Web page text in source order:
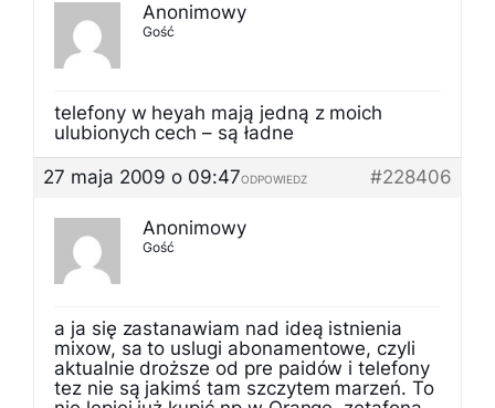
Anonimowy
Gość
telefony w heyah mają jedną z moich
ulubionych cech – są ładne
27 maja 2009 o 09:47
#228406
ODPOWIEDZ
Anonimowy
Gość
a ja się zastanawiam nad ideą istnienia
mixow, sa to uslugi abonamentowe, czyli
aktualnie droższe od pre paidów i telefony
tez nie są jakimś tam szczytem marzeń. To